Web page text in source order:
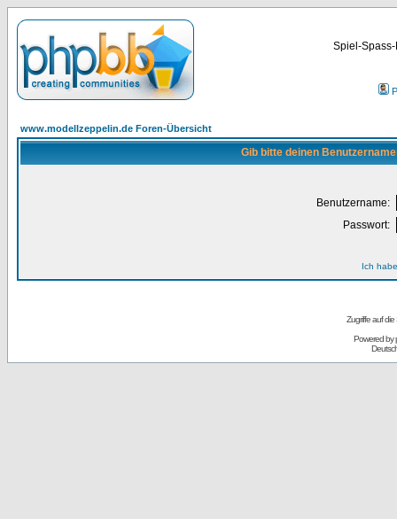
Spiel-
www.modellzeppelin.de Foren-Übersicht
Gib bitte deinen
Benutzername:
Passwort:
Ich
Zugriffe auf
Powered by